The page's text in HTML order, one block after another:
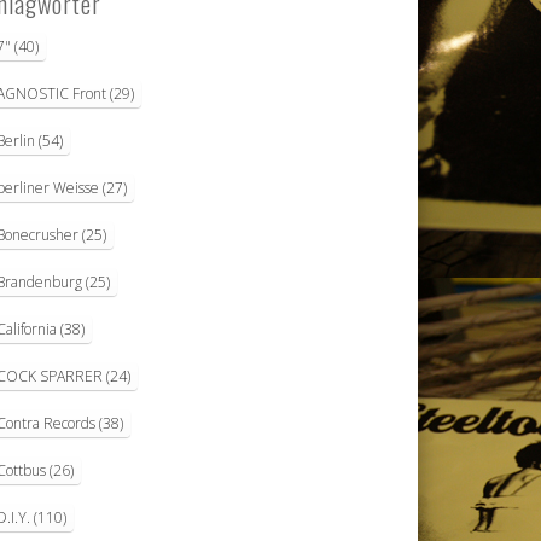
(40)
Front(29)
(54)
Weisse (27)
(25)
(25)
(38)
SPARRER (24)
Records(38)
(26)
(110)